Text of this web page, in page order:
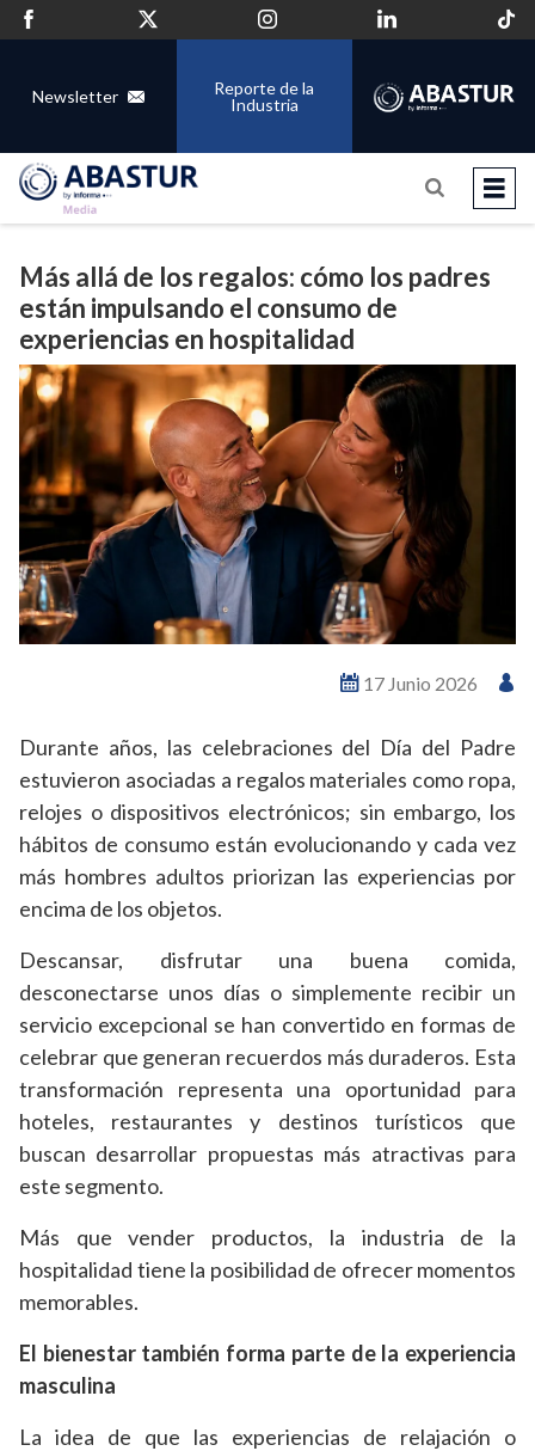
Newsletter
Reporte de la
Industria
Más allá de los regalos: cómo los padres
están impulsando el consumo de
experiencias en hospitalidad
17 Junio 2026
Durante años, las celebraciones del Día del Padre
estuvieron asociadas a regalos materiales como ropa,
relojes o dispositivos electrónicos; sin embargo, los
hábitos de consumo están evolucionando y cada vez
más hombres adultos priorizan las experiencias por
encima de los objetos.
Descansar, disfrutar una buena comida,
desconectarse unos días o simplemente recibir un
servicio excepcional se han convertido en formas de
celebrar que generan recuerdos más duraderos. Esta
transformación representa una oportunidad para
hoteles, restaurantes y destinos turísticos que
buscan desarrollar propuestas más atractivas para
este segmento.
Más que vender productos, la industria de la
hospitalidad tiene la posibilidad de ofrecer momentos
memorables.
El bienestar también forma parte de la experiencia
masculina
La idea de que las experiencias de relajación o